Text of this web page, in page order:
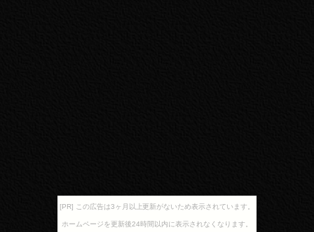
[PR] この広告は3ヶ月以上更新がないため表示されています。
ホームページを更新後24時間以内に表示されなくなります。